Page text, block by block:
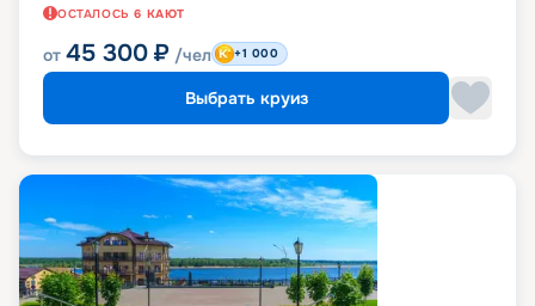
ОСТАЛОСЬ 6 КАЮТ
от 45 300 ₽ /чел +1 000
Выбрать круиз